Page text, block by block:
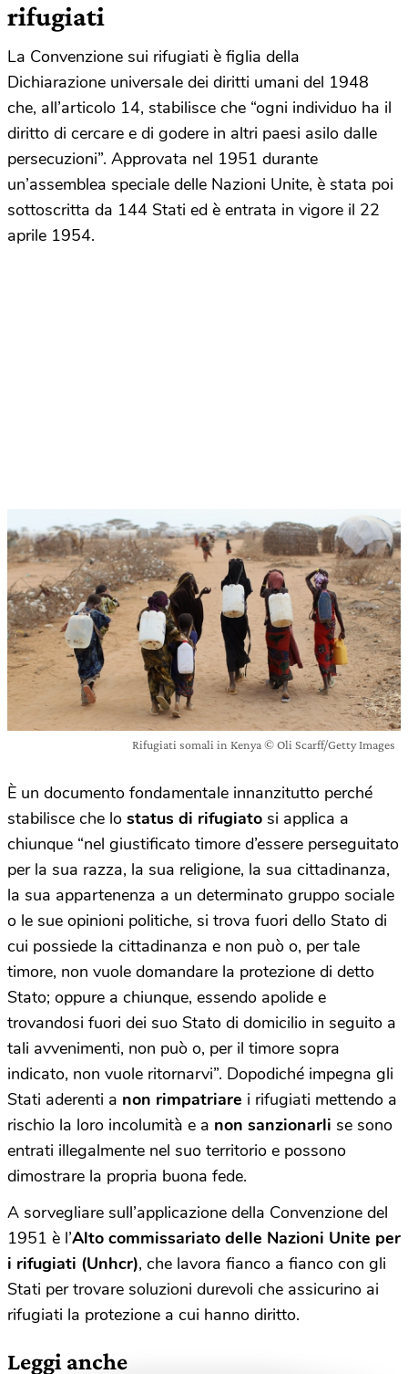
rifugiati
La Convenzione sui rifugiati è figlia della
Dichiarazione universale dei diritti umani del 1948
che, all’articolo 14, stabilisce che “ogni individuo ha il
diritto di cercare e di godere in altri paesi asilo dalle
persecuzioni”. Approvata nel 1951 durante
un’assemblea speciale delle Nazioni Unite, è stata poi
sottoscritta da 144 Stati ed è entrata in vigore il 22
aprile 1954.
Rifugiati somali in Kenya © Oli Scarff/Getty Images
È un documento fondamentale innanzitutto perché
stabilisce che lo status di rifugiato si applica a
chiunque “nel giustificato timore d’essere perseguitato
per la sua razza, la sua religione, la sua cittadinanza,
la sua appartenenza a un determinato gruppo sociale
o le sue opinioni politiche, si trova fuori dello Stato di
cui possiede la cittadinanza e non può o, per tale
timore, non vuole domandare la protezione di detto
Stato; oppure a chiunque, essendo apolide e
trovandosi fuori dei suo Stato di domicilio in seguito a
tali avvenimenti, non può o, per il timore sopra
indicato, non vuole ritornarvi”. Dopodiché impegna gli
Stati aderenti a non rimpatriare i rifugiati mettendo a
rischio la loro incolumità e a non sanzionarli se sono
entrati illegalmente nel suo territorio e possono
dimostrare la propria buona fede.
A sorvegliare sull’applicazione della Convenzione del
1951 è l’Alto commissariato delle Nazioni Unite per
i rifugiati (Unhcr), che lavora fianco a fianco con gli
Stati per trovare soluzioni durevoli che assicurino ai
rifugiati la protezione a cui hanno diritto.
Leggi anche